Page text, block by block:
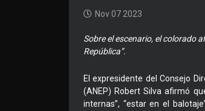
Nov 07 2023
Sobre el escenario, el colorado
República”.
El expresidente del Consejo
(ANEP) Robert Silva afirmó
internas”, “estar en el